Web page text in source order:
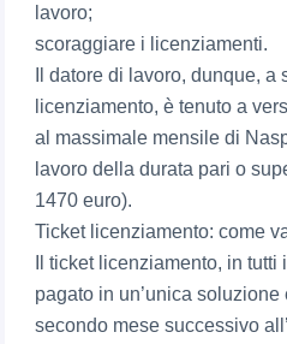
lavoro;
scoraggiare i licenziamenti.
Il datore di lavoro, dunque, a
licenziamento, è tenuto a
al massimale mensile di
lavoro della durata pari o
1470 euro).
Ticket licenziamento: come
Il ticket licenziamento, in
pagato in un’unica soluzione
secondo mese successivo